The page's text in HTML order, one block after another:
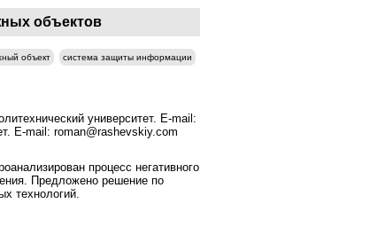
объектов
объект система защиты информации
университет. E-mail:
E-mail: roman@rashevskiy.com
процесс негативного
Предложено решение по
технологий.